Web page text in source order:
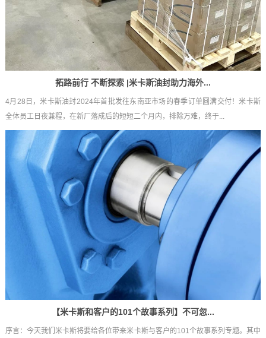
拓路前行 不断探索 |米卡斯油封助力海外...
4月28日，米卡斯油封2024年首批发往东南亚市场的春季订单圆满交付！米卡斯
全体员工日夜兼程，在新厂落成后的短短二个月内，排除万难，终于...
【米卡斯和客户的101个故事系列】不可忽...
序言：今天我们米卡斯将要给各位带来米卡斯与客户的101个故事系列专题。其中